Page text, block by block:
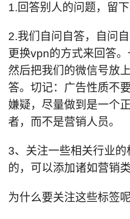
1.回答别人的问题，留下
2.我们自问自答，自问
更换vpn的方式来回答。
然后把我们的微信号放
答。切记：广告性质不
嫌疑，尽量做到是一个
者，而不是营销人员。
3、关注一些相关行业
的，可以添加诸如营销
为什么要关注这些标签